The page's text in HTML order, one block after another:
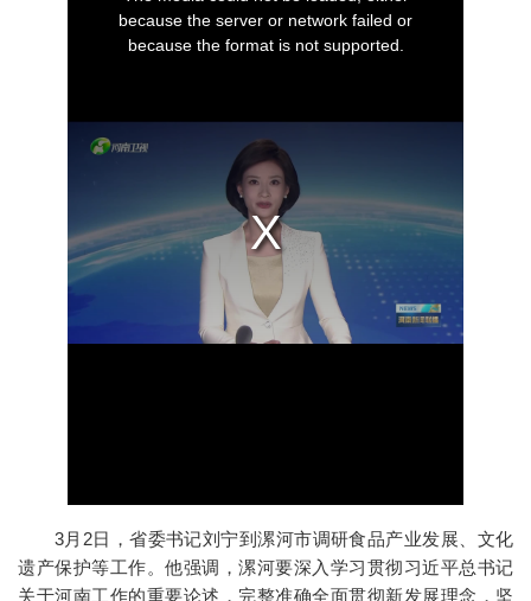
3月2日，省委书记刘宁到漯河市调研食品产业发展、文化
遗产保护等工作。他强调，漯河要深入学习贯彻习近平总书记
关于河南工作的重要论述，完整准确全面贯彻新发展理念，坚